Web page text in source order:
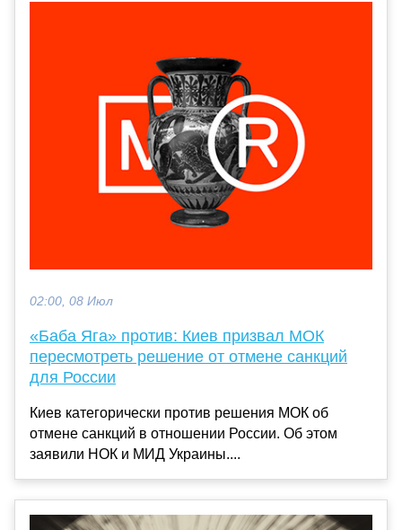
02:00, 08 Июл
«Баба Яга» против: Киев призвал МОК
пересмотреть решение от отмене санкций
для России
Киев категорически против решения МОК об
отмене санкций в отношении России. Об этом
заявили НОК и МИД Украины....